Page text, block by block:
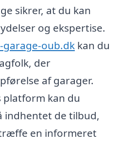
sikrer, at du kan
og ekspertise.
oub.dk kan du
der
af garager.
platform kan du
indhentet de tilbud,
en informeret